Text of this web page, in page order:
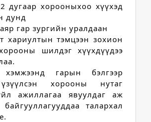
дугаар хорооныхоо хүүхэд
дунд
гар зургийн уралдаан
хариултын тэмцээн зохион
шилдэг хүүхдүүдээ
гарын бэлгээр
хорооны нутаг
ажиллагаа явуулдаг аж
талархал